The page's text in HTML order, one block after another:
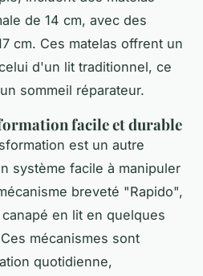
de 14 cm, avec des
cm. Ces matelas offrent un
d'un lit traditionnel, ce
sommeil réparateur.
facile et durable
est un autre
système facile à manipuler
breveté "Rapido",
en lit en quelques
mécanismes sont
quotidienne,